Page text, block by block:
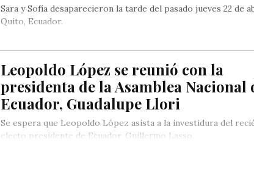
Sara y Sofía desaparecieron la tarde del pasado jueves 22 de
Quito, Ecuador.
Leopoldo López se reunió con la
presidenta de la Asamblea Nacional
Ecuador, Guadalupe Llori
Se espera que Leopoldo López asista a la investidura del
electo presidente de Ecuador, Guillermo Lasso.